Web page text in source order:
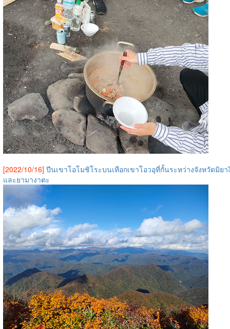
[2022/10/16] ปีนเขาโอโมชิโระบนเทือกเขาโอวอุที่กั้นระหว่างจังหวัดมิยา
และยามางาตะ